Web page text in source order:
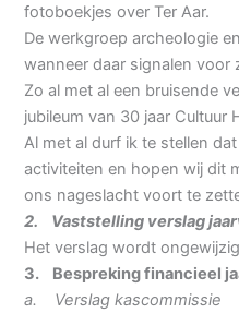
fotoboekjes over Ter Aar.
De werkgroep archeologie
wanneer daar signalen voor
Zo al met al een bruisende
jubileum van 30 jaar Cultuur
Al met al durf ik te stellen
activiteiten en hopen wij dit
ons nageslacht voort te
2. Vaststelling verslag
Het verslag wordt
3. Bespreking financieel
a. Verslag kascommissie